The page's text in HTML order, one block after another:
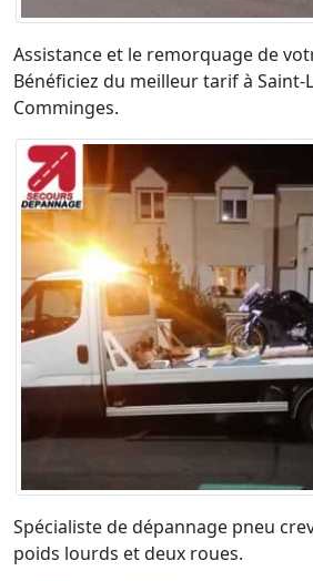
Assistance et le remorquage de
Bénéficiez du meilleur tarif à Saint-
Comminges.
Spécialiste de dépannage pneu
poids lourds et deux roues.